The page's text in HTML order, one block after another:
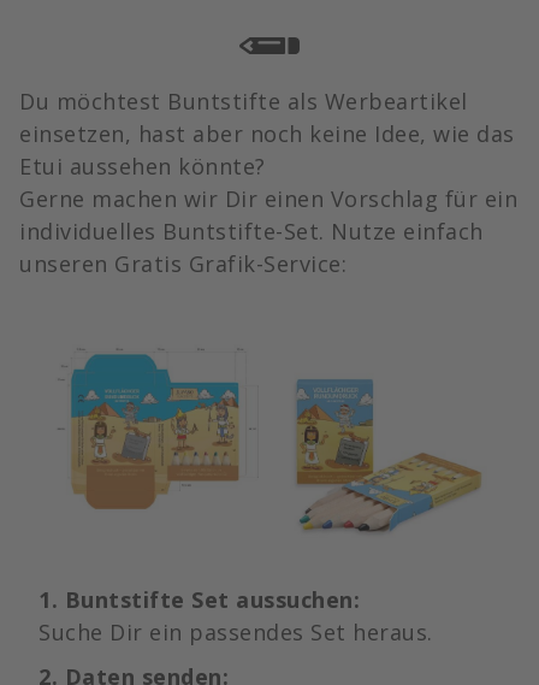
Du möchtest Buntstifte als Werbeartikel
einsetzen, hast aber noch keine Idee, wie das
Etui aussehen könnte?
Gerne machen wir Dir einen Vorschlag für ein
individuelles Buntstifte-Set. Nutze einfach
unseren Gratis Grafik-Service:
1. Buntstifte Set aussuchen:
Suche Dir ein passendes Set heraus.
2. Daten senden: